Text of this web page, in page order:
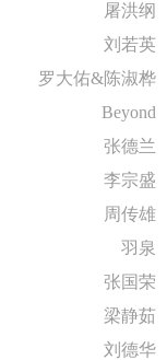
屠洪纲
刘若英
罗大佑&陈淑桦
Beyond
张德兰
李宗盛
周传雄
羽泉
张国荣
梁静茹
刘德华